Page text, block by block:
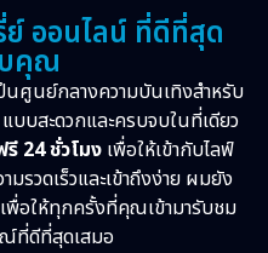
ออนไลน์ ที่ดีที่สุด
คุณ
ศูนย์กลางความบันเทิงสำหรับ
แบบสะดวกและครบจบในที่เดียว
24 ชั่วโมง เพื่อให้เข้ากับไลฟ์
รวดเร็วและเข้าถึงง่าย ผมยัง
พื่อให้ทุกครั้งที่คุณเข้ามารับชม
ที่ดีที่สุดเสมอ